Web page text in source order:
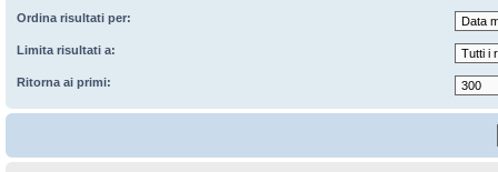
Ordina risultati per:
Limita risultati a:
Ritorna ai primi: